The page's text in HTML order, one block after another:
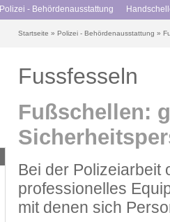
Polizei - Behördenausstattung
Startseite » Polizei - Behördenausstattung »
Fussfesseln
Fußschellen:
Bei der Polizeiarbeit
professionelles
mit denen sich